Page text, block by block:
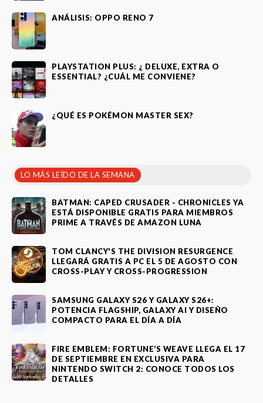
ANÁLISIS: OPPO RENO 7
PLAYSTATION PLUS: ¿ DELUXE, EXTRA O
ESSENTIAL? ¿CUÁL ME CONVIENE?
¿QUÉ ES POKÉMON MASTER SEX?
LO MÁS LEÍDO DE LA SEMANA
BATMAN: CAPED CRUSADER - CHRONICLES YA
ESTÁ DISPONIBLE GRATIS PARA MIEMBROS
PRIME A TRAVÉS DE AMAZON LUNA
TOM CLANCY'S THE DIVISION RESURGENCE
LLEGARÁ GRATIS A PC EL 5 DE AGOSTO CON
CROSS-PLAY Y CROSS-PROGRESSION
SAMSUNG GALAXY S26 Y GALAXY S26+:
POTENCIA FLAGSHIP, GALAXY AI Y DISEÑO
COMPACTO PARA EL DÍA A DÍA
FIRE EMBLEM: FORTUNE’S WEAVE LLEGA EL 17
DE SEPTIEMBRE EN EXCLUSIVA PARA
NINTENDO SWITCH 2: CONOCE TODOS LOS
DETALLES